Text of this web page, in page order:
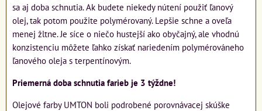
sa aj doba schnutia. Ak budete niekedy nútení použiť ľanový
olej, tak potom použite polymérovaný. Lepšie schne a oveľa
menej žltne. Je síce o niečo hustejší ako obyčajný, ale vhodnú
konzistenciu môžete ľahko získať nariedením polymérováneho
ľanového oleja s terpentínovým.
Priemerná doba schnutia farieb je 3 týždne!
Olejové farby UMTON boli podrobené porovnávacej skúške